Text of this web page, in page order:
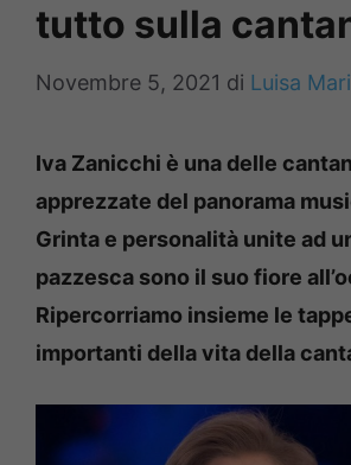
tutto sulla
Novembre 5, 2021 di Luisa
Iva Zanicchi è una delle
apprezzate del panorama
Grinta e personalità unite ad
pazzesca sono il suo fiore
Ripercorriamo insieme le
importanti della vita della